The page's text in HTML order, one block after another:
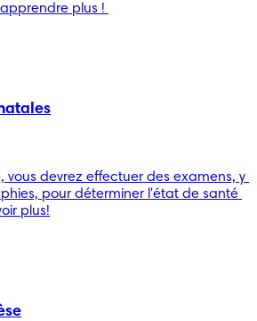
plus !
vous devrez effectuer des examens, y
pour déterminer l'état de santé
plus!